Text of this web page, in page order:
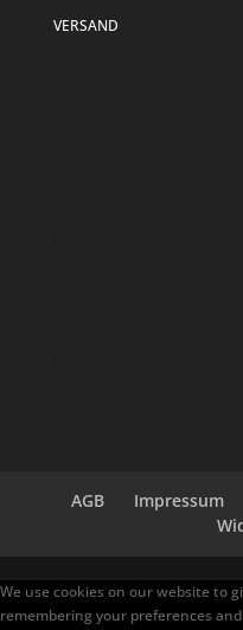
VERSAND
AGB Impressum
We use cookies on our website to
remembering your preferences